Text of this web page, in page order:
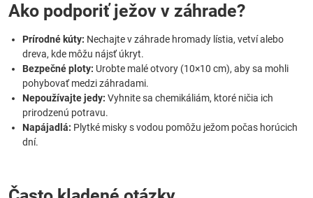
Ako podporiť ježov v záhrade?
Prírodné kúty: Nechajte v záhrade hromady lístia, vetví alebo
dreva, kde môžu nájsť úkryt.
Bezpečné ploty: Urobte malé otvory (10×10 cm), aby sa mohli
pohybovať medzi záhradami.
Nepoužívajte jedy: Vyhnite sa chemikáliám, ktoré ničia ich
prirodzenú potravu.
Napájadlá: Plytké misky s vodou pomôžu ježom počas horúcich
dní.